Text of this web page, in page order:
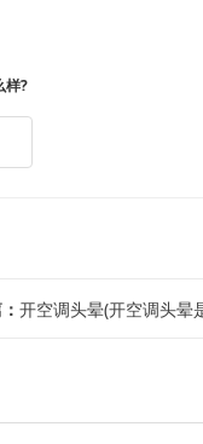
样?
开空调头晕(开空调头晕